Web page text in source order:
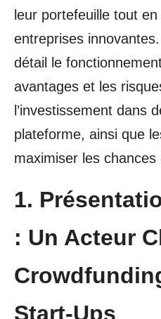
leur portefeuille tout
entreprises
détail le
avantages et les
l’investissement dans
plateforme, ainsi que
maximiser les chances
1.
: Un Acteur
Start-Ups